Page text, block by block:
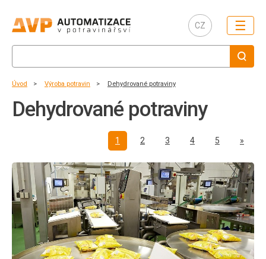
CZ ☰
Úvod Výroba potravin Dehydrované potraviny
Dehydrované potraviny
1 2 3 4 5 »